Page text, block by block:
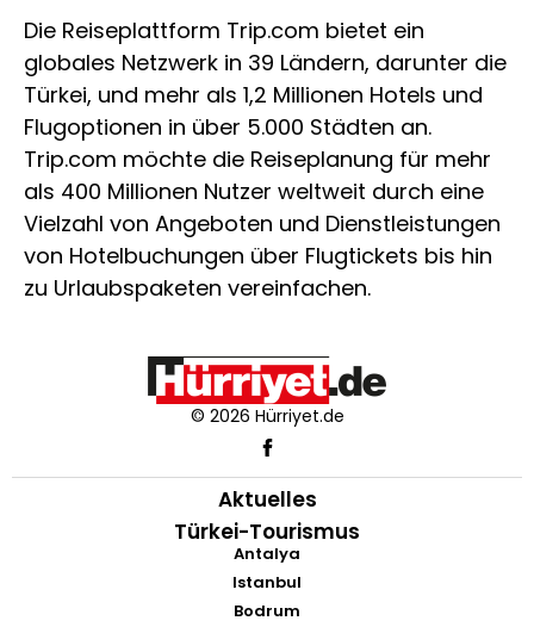
Die Reiseplattform Trip.com bietet ein
globales Netzwerk in 39 Ländern, darunter die
Türkei, und mehr als 1,2 Millionen Hotels und
Flugoptionen in über 5.000 Städten an.
Trip.com möchte die Reiseplanung für mehr
als 400 Millionen Nutzer weltweit durch eine
Vielzahl von Angeboten und Dienstleistungen
von Hotelbuchungen über Flugtickets bis hin
zu Urlaubspaketen vereinfachen.
© 2026 Hürriyet.de
Aktuelles
Türkei-Tourismus
Antalya
Istanbul
Bodrum